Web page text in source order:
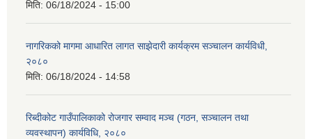
मिति: 06/18/2024 - 15:00
नागरिकको मागमा आधारित लागत साझेदारी कार्यक्रम सञ्चालन कार्यविधी,
२०८०
मिति: 06/18/2024 - 14:58
रिब्दीकोट गाउँपालिकाको रोजगार सम्वाद मञ्च (गठन, सञ्चालन तथा
व्यवस्थापन) कार्यविधि, २०८०